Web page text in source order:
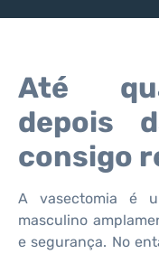
Até
depois
consigo
A vasectomia é
masculino
e segurança. No